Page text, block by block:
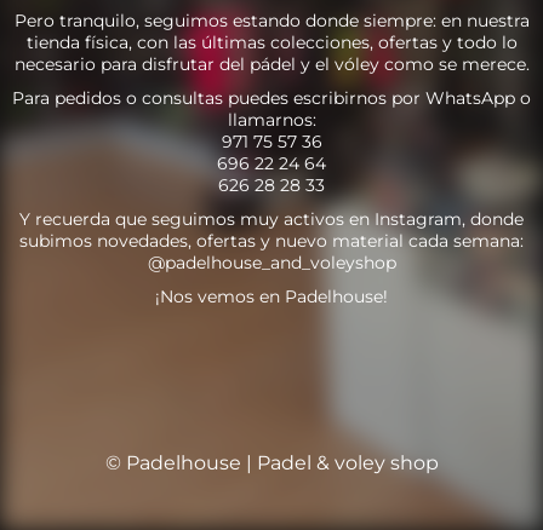
Pero tranquilo, seguimos estando donde siempre: en nuestra
tienda física, con las últimas colecciones, ofertas y todo lo
necesario para disfrutar del pádel y el vóley como se merece.
Para pedidos o consultas puedes escribirnos por WhatsApp o
llamarnos:
971 75 57 36
696 22 24 64
626 28 28 33
Y recuerda que seguimos muy activos en Instagram, donde
subimos novedades, ofertas y nuevo material cada semana:
@padelhouse_and_voleyshop
¡Nos vemos en Padelhouse!
© Padelhouse | Padel & voley shop